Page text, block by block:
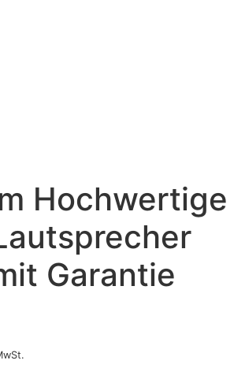
Hochwertige
Garantie